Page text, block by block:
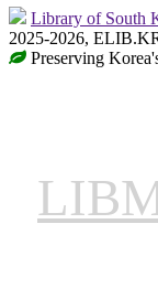
Library of South
2025-2026,
Preserving